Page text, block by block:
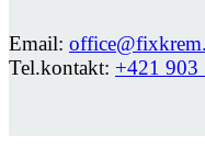
Email:
Tel.kontakt: +421 903